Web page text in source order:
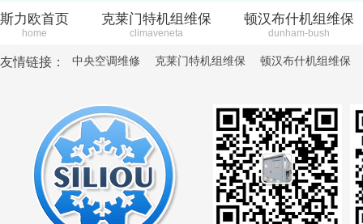
斯力欧首页
home
克莱门特机组维保
climaveneta
顿汉布什机组维保
dunham-bush
友情链接： 中央空调维修 克莱门特机组维保 顿汉布什机组维保